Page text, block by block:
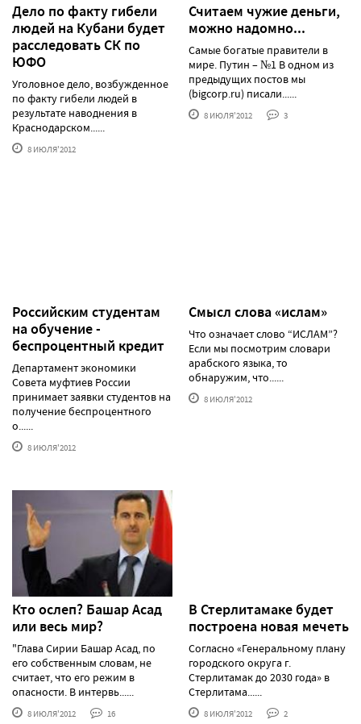
Дело по факту гибели
людей на Кубани будет
расследовать СК по
ЮФО
Уголовное дело, возбужденное
по факту гибели людей в
результате наводнения в
Краснодарском......
8 ИЮЛЯ'2012
Считаем чужие деньги,
можно надомно...
Самые богатые правители в
мире. Путин – №1 В одном из
предыдущих постов мы
(bigcorp.ru) писали......
8 ИЮЛЯ'2012 3
Российским студентам
на обучение -
беспроцентный кредит
Департамент экономики
Совета муфтиев России
принимает заявки студентов на
получение беспроцентного
о......
8 ИЮЛЯ'2012
Смысл слова «ислам»
Что означает слово “ИСЛАМ”?
Если мы посмотрим словари
арабского языка, то
обнаружим, что......
8 ИЮЛЯ'2012
Кто ослеп? Башар Асад
или весь мир?
"Глава Сирии Башар Асад, по
его собственным словам, не
считает, что его режим в
опасности. В интервь......
8 ИЮЛЯ'2012 16
В Стерлитамаке будет
построена новая мечеть
Согласно «Генеральному плану
городского округа г.
Стерлитамак до 2030 года» в
Стерлитама......
8 ИЮЛЯ'2012 2